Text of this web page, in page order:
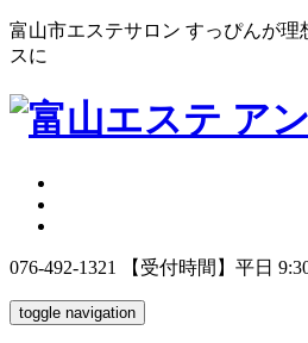
富山市エステサロン すっぴんが理
スに
076-492-1321 【受付時間】平日
toggle navigation